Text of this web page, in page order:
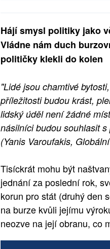
Hájí smysl politiky jako
Vládne nám duch
političky klekli do kolen
"Lidé jsou chamtivé
příležitosti budou krást,
lidský úděl není žádné
násilníci budou souhlasit
(Yanis Varoufakis,
Tisíckrát mohu být
jednání za poslední rok,
korun pro stát (druhý den
na burze kvůli jejímu
neozve na její obranu, co